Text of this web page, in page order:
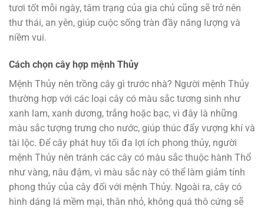
tươi tốt mỗi ngày, tâm trạng của gia chủ cũng sẽ trở nên
thư thái, an yên, giúp cuộc sống tràn đầy năng lượng và
niềm vui.
Cách chọn cây hợp mệnh Thủy
Mệnh Thủy nên trồng cây gì trước nhà? Người mệnh Thủy
thường hợp với các loại cây có màu sắc tương sinh như
xanh lam, xanh dương, trắng hoặc bạc, vì đây là những
màu sắc tượng trưng cho nước, giúp thúc đẩy vượng khí và
tài lộc. Để cây phát huy tối đa lợi ích phong thủy, người
mệnh Thủy nên tránh các cây có màu sắc thuộc hành Thổ
như vàng, nâu đậm, vì màu sắc này có thể làm giảm tính
phong thủy của cây đối với mệnh Thủy. Ngoài ra, cây có
hình dáng lá mềm mại, thân nhỏ, không quá thô cứng sẽ